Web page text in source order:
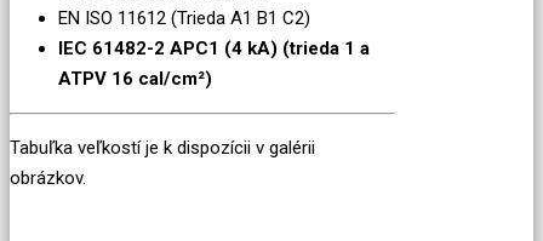
EN ISO 11612 (Trieda A1 B1 C2)
IEC 61482-2 APC1 (4 kA) (trieda 1 a
ATPV 16 cal/cm²)
Tabuľka veľkostí je k dispozícii v galérii
obrázkov.